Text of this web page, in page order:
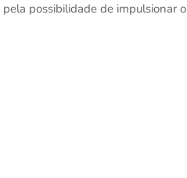
possibilidade de impulsionar o